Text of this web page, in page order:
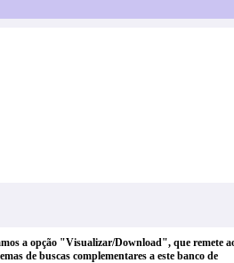
a opção "Visualizar/Download", que remete
de buscas complementares a este banco de